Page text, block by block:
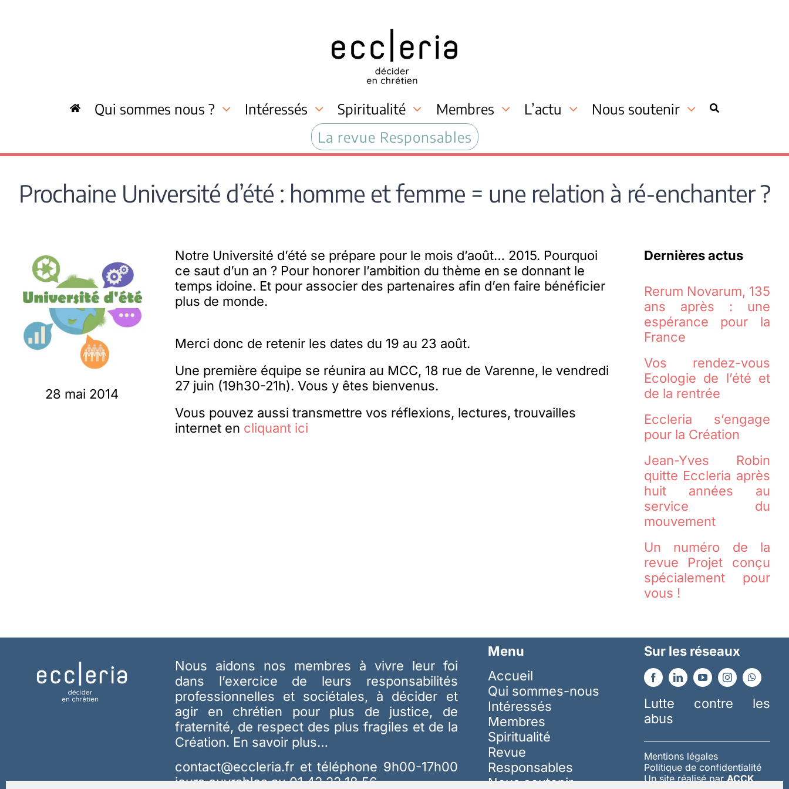
Qui sommes nous ? Intéressés Spiritualité Membres L’actu
Nous soutenir
La revue Responsables
Prochaine Université d’été : homme et femme = une relation à ré-enchanter ?
28 mai 2014
Notre Université d’été se prépare pour le mois d’août… 2015. Pourquoi
ce saut d’un an ? Pour honorer l’ambition du thème en se donnant le
temps idoine. Et pour associer des partenaires afin d’en faire bénéficier
plus de monde.
Merci donc de retenir les dates du 19 au 23 août.
Une première équipe se réunira au MCC, 18 rue de Varenne, le vendredi
27 juin (19h30-21h). Vous y êtes bienvenus.
Vous pouvez aussi transmettre vos réflexions, lectures, trouvailles
internet en cliquant ici
Dernières actus
Rerum Novarum, 135
ans après : une
espérance pour la
France
Vos rendez-vous
Ecologie de l’été et
de la rentrée
Eccleria s’engage
pour la Création
Jean-Yves Robin
quitte Eccleria après
huit années au
service du
mouvement
Un numéro de la
revue Projet conçu
spécialement pour
vous !
Nous aidons nos membres à vivre leur foi
dans l’exercice de leurs responsabilités
professionnelles et sociétales, à décider et
agir en chrétien pour plus de justice, de
fraternité, de respect des plus fragiles et de la
Création. En savoir plus…
contact@eccleria.fr et téléphone 9h00-17h00
jours ouvrables au 01 42 22 18 56
Menu
Accueil
Qui sommes-nous
Intéressés
Membres
Spiritualité
Revue
Responsables
Nous soutenir
Sur les réseaux
Lutte contre les
abus
Mentions légales
Politique de confidentialité
Un site réalisé parACCK